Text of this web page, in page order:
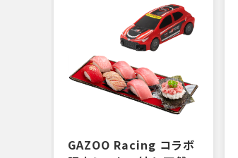
GAZOO Racing コラボ